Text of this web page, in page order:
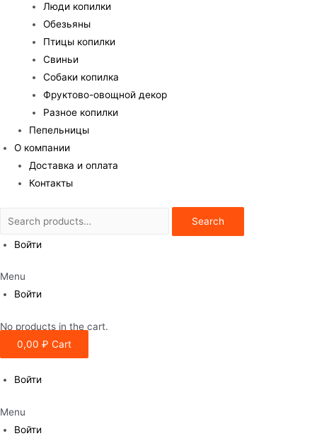
Люди копилки
Обезьяны
Птицы копилки
Свиньи
Собаки копилка
Фруктово-овощной декор
Разное копилки
Пепельницы
О компании
Доставка и оплата
Контакты
Search
Войти
Menu
Войти
No products in the cart.
0,00 ₽ Cart
Войти
Menu
Войти